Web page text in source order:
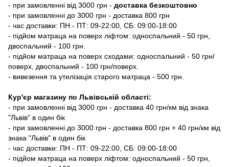
- при замовленні від 3000 грн - доставка безкоштовно
- при замовленні до 3000 грн - доставка 800 грн
- час доставки: ПН - ПТ: 09-22:00, СБ: 09:00-18:00
- підйом матраца на поверх ліфтом: односпальний - 50 грн,
двоспальний - 100 грн.
- підйом матраца на поверх сходами: односпальний - 50 грн/
поверх, двоспальний - 100 грн/поверх.
- вивезення та утилізація старого матраца - 500 грн.
Кур'єр магазину по Львівській області:
- при замовленні від 3000 грн - доставка 40 грн/км від знака
"Львів" в один бік
- при замовленні до 3000 грн - доставка 800 грн + 40 грн/км від
знака "Львів" в один бік
- час доставки: ПН - ПТ: 09-22:00, СБ: 09:00-18:00
- підйом матраца на поверх ліфтом: односпальний - 50 грн,